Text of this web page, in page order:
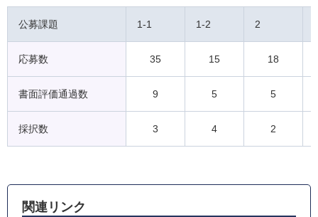
公募課題 1-1 1-2 2
応募数 35 15 18
書面評価通過数 9 5 5
採択数 3 4 2
関連リンク